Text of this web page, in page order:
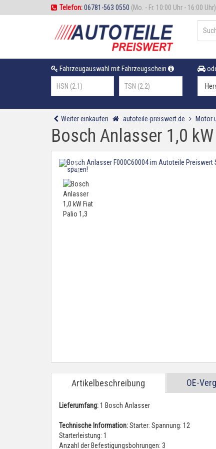
Telefon:06781-563 0550 (Mo. - Fr. 10:00 Uhr - 16:00 Uhr)
Fahrzeugauswahl mit Fahrzeugschein
Weiter einkaufen autoteile-preiswert.de Motor
Bosch Anlasser 1,0
Artikelbeschreibung OE-
Lieferumfang:1 Bosch Anlasser
Technische Information:Starter: Spannung: 12
Starterleistung: 1
Anzahl der Befestigungsbohrungen: 3